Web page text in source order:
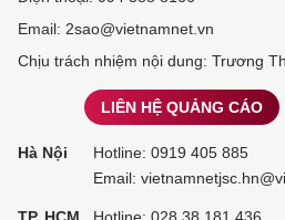
Email: 2sao@vietnamnet.vn
Chịu trách nhiệm nội dung: Trương
LIÊN HỆ QUẢNG CÁO
Hà Nội Hotline: 0919 405 885
Email: